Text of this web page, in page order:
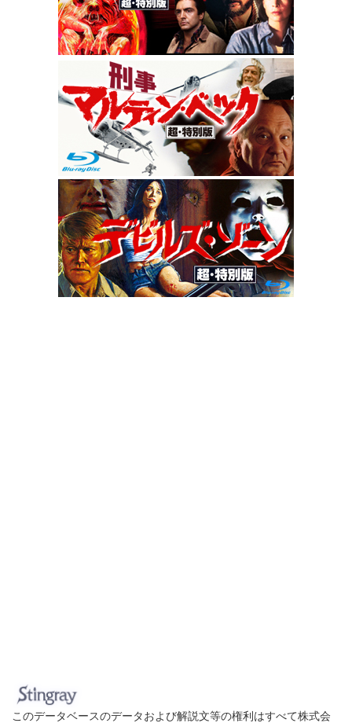
このデータベースのデータおよび解説文等の権利はすべて株式会